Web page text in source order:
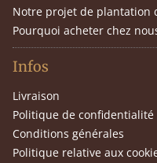
Notre projet de plantation
Pourquoi acheter chez
Infos
Livraison
Politique de confidentialité
Conditions générales
Politique relative aux